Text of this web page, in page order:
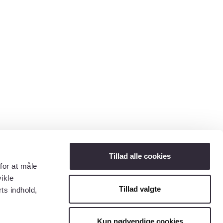
at måle
indhold,
Tillad alle cookies
Tillad valgte
Kun nødvendige cookies